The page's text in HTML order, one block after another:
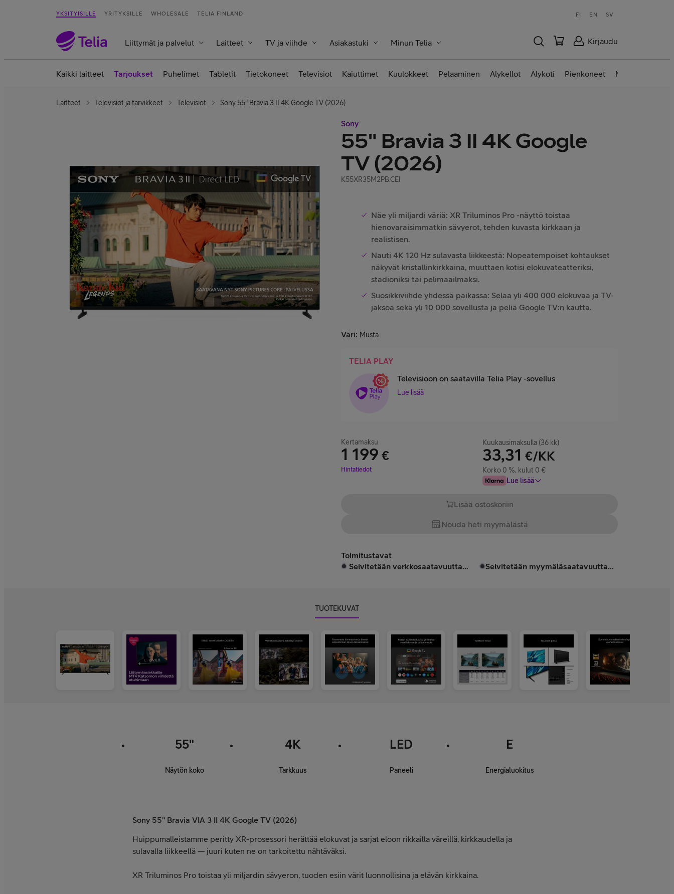
YKSITYISILLE YRITYKSILLE WHOLESALE TELIA FINLAND FI EN SV
Liittymät ja palvelut Laitteet TV ja viihde Asiakastuki Minun Telia Kirjaudu
Kaikki laitteet Tarjoukset Puhelimet Tabletit Tietokoneet Televisiot Kaiuttimet Kuulokkeet Pelaaminen Älykellot Älykoti Pienkoneet Nettilaitteet
Laitteet Televisiot ja tarvikkeet Televisiot Sony 55" Bravia 3 II 4K Google TV (2026)
Sony
55" Bravia 3 II 4K Google
TV (2026)
K55XR35M2PB.CEI
Näe yli miljardi väriä: XR Triluminos Pro -näyttö toistaa
hienovaraisimmatkin sävyerot, tehden kuvasta kirkkaan ja
realistisen.
Nauti 4K 120 Hz sulavasta liikkeestä: Nopeatempoiset kohtaukset
näkyvät kristallinkirkkaina, muuttaen kotisi elokuvateatteriksi,
stadioniksi tai pelimaailmaksi.
Suosikkiviihde yhdessä paikassa: Selaa yli 400 000 elokuvaa ja TV-
jaksoa sekä yli 10 000 sovellusta ja peliä Google TV:n kautta.
Väri: Musta
TELIA PLAY
Televisioon on saatavilla Telia Play -sovellus
Lue lisää
Kertamaksu
1 199 €
Hinta 1 199 €
Hintatiedot
Kuukausimaksulla (36 kk)
33,31 €/KK
Korko 0 %, kulut 0 €
Lue lisää
Lisää ostoskoriin
Nouda heti myymälästä
Toimitustavat
Selvitetään verkkosaatavuutta...
Selvitetään myymäläsaatavuutta...
TUOTEKUVAT
55"
Näytön koko
4K
Tarkkuus
LED
Paneeli
E
Energialuokitus
Sony 55" Bravia VIA 3 II 4K Google TV (2026)
Huippumalleistamme peritty XR-prosessori herättää elokuvat ja sarjat eloon rikkailla väreillä, kirkkaudella ja
sulavalla liikkeellä — juuri kuten ne on tarkoitettu nähtäväksi.
XR Triluminos Pro toistaa yli miljardin sävyeron, tuoden esiin värit luonnollisina ja elävän kirkkaina.